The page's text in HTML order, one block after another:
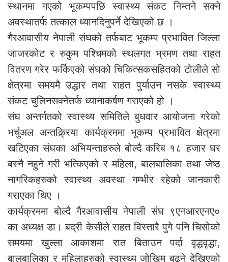
स्थानमा गएको भूकम्पपछि स्वास्थ्य संकट निम्तने सक्ने
अवस्थातर्फ तत्काल ध्यानदिनुपर्ने देखिएको छ ।
गैरआवासीय नेपाली संघको तर्फबाट भूकम्प प्रभावित जिल्ला
जाजरकोट र रुकुम पश्चिमको स्थलगत भ्रमण तथा राहत
वितरण गरेर फर्किएको संघको चिकित्सकसहितको टोलीले सो
क्षेत्रमा समयमै उद्धार तथा राहत पुर्याउन नसके स्वास्थ्य
संकट चुलिनसक्नेतर्फ ध्यानाकर्षण गराएको हो ।
संघ अन्तर्गतको स्वास्थ्य समितिले बुधवार आयोजना गरेको
भर्चुअल अन्तक्र्रिया कार्यक्रममा भूकम्प प्रभावित क्षेत्रमा
खटिएका संघका अभियन्ताहरुले बोल्दै करिब १८ हजार घर
बस्नै नहुने गरी भत्किएको र महिला, बालबालिका तथा जेष्ठ
नागरिकहरुको स्वास्थ्य अवस्था गम्भीर रहेको जानकारी
गराएका थिए ।
कार्यक्रममा बोल्दै गैरआवासीय नेपाली संघ ९एनआरएनए०
का अध्यक्ष डा। बद्री केसीले राहत विस्तारै पुगे पनि चिसोको
समयमा खुल्ला आकाशमा रात बिताउन पर्दा वृद्धवृद्धा,
बालबालिका र महिलाहरुको स्वास्थ्य जोखिम बढ्ने देखिएको